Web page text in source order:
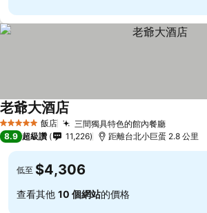
5 星級 飯店 三間獨具特色的館內餐廳查看價格
老爺大酒店
8.9 超級讚 11,226 距離台北小巨蛋 2.8 公里
低至 $4,306
查看其他 10 個網站的價格